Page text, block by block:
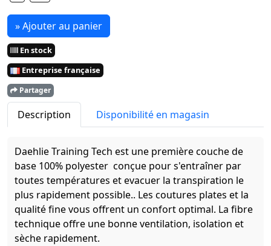
» Ajouter au panier
En stock
Entreprise française
Partager
Description Disponibilité en magasin
Daehlie Training Tech est une première couche de
base 100% polyester conçue pour s'entraîner par
toutes températures et evacuer la transpiration le
plus rapidement possible.. Les coutures plates et la
qualité fine vous offrent un confort optimal. La fibre
technique offre une bonne ventilation, isolation et
sèche rapidement.